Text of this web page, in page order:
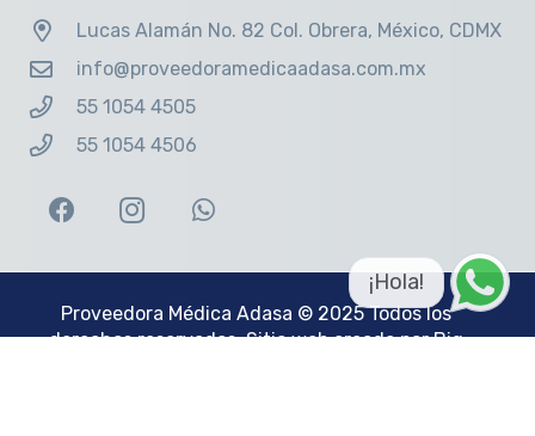
Lucas Alamán No. 82 Col. Obrera, México, CDMX
info@proveedoramedicaadasa.com.mx
55 1054 4505
55 1054 4506
Proveedora Médica Adasa © 2025 Todos los
derechos reservados. Sitio web creado porBig
¡Hola!